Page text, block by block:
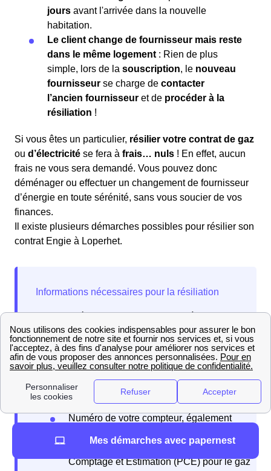
jours avant l'arrivée dans la nouvelle
habitation.
Le client change de fournisseur mais reste
dans le même logement : Rien de plus
simple, lors de la souscription, le nouveau
fournisseur se charge de contacter
l’ancien fournisseur et de procéder à la
résiliation !
Si vous êtes un particulier, résilier votre contrat de gaz
ou d’électricité se fera à frais… nuls ! En effet, aucun
frais ne vous sera demandé. Vous pouvez donc
déménager ou effectuer un changement de fournisseur
d’énergie en toute sérénité, sans vous soucier de vos
finances.
Il existe plusieurs démarches possibles pour résilier son
contrat Engie à Loperhet.
Avant de résilier votre contrat Engie à Loperhet
(29470), assurez-vous d'avoir les informations
suivantes :
Adresse et informations de contact du
Numéro de client chez Engie ou numéro
de contrat
Numéro de votre compteur, également
(PDL) pour l’électricité ou Point de
Comptage et Estimation (PCE) pour le gaz
Mes démarches avec papernest